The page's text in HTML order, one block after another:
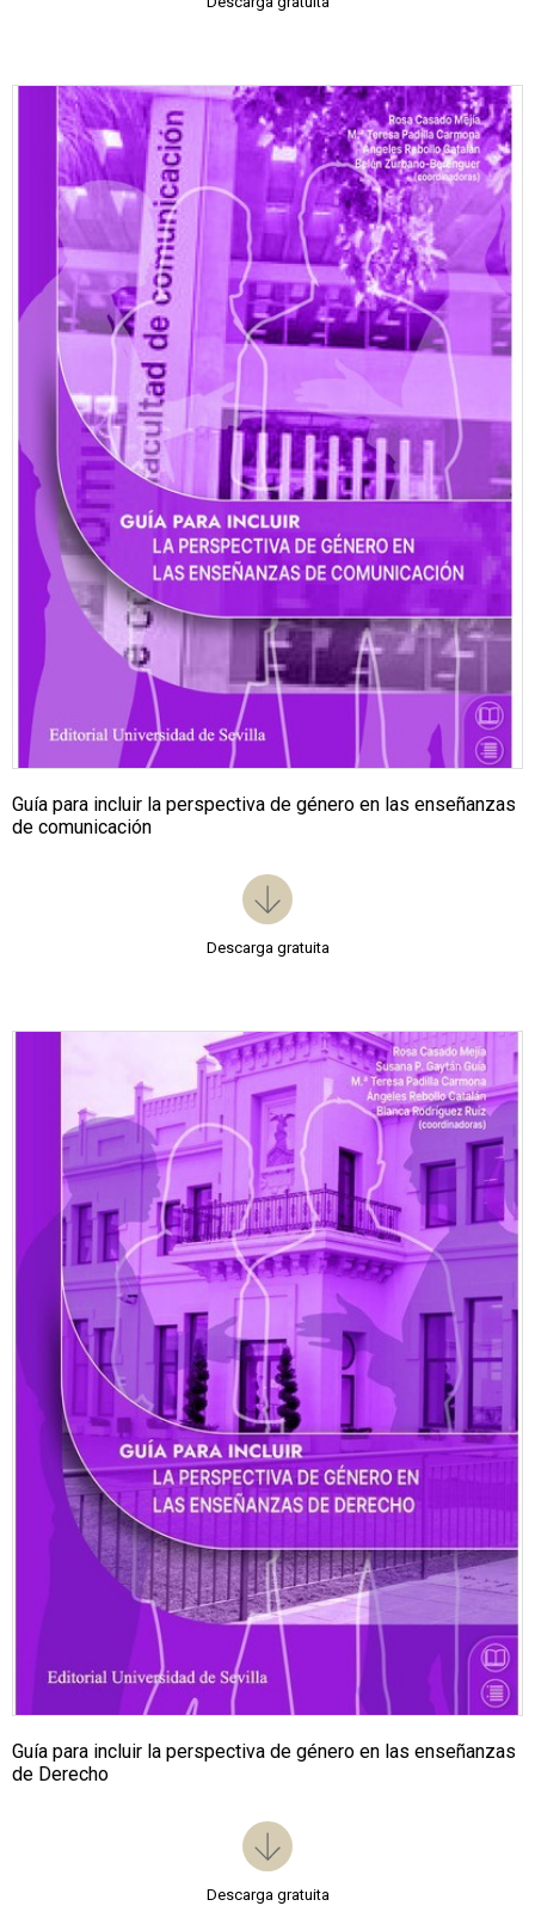
Guía para incluir la perspectiva de género en las enseñanzas
de comunicación
Descarga gratuita
Guía para incluir la perspectiva de género en las enseñanzas
de Derecho
Descarga gratuita